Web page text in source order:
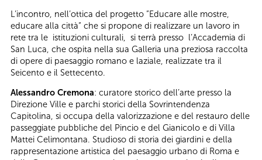
L’incontro, nell’ottica del progetto ”Educare alle mostre,
educare alla città” che si propone di realizzare un lavoro in
rete tra le istituzioni culturali, si terrà presso l’Accademia di
San Luca, che ospita nella sua Galleria una preziosa raccolta
di opere di paesaggio romano e laziale, realizzate tra il
Seicento e il Settecento.
Alessandro Cremona: curatore storico dell’arte presso la
Direzione Ville e parchi storici della Sovrintendenza
Capitolina, si occupa della valorizzazione e del restauro delle
passeggiate pubbliche del Pincio e del Gianicolo e di Villa
Mattei Celimontana. Studioso di storia dei giardini e della
rappresentazione artistica del paesaggio urbano di Roma e